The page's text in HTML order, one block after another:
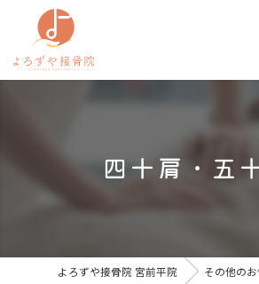
四十肩・五
よろずや接骨院 宮前平院 その他の